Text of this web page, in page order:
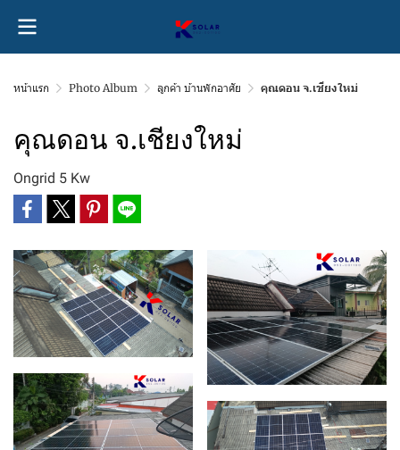
หน้าแรก Photo Album ลูกค้า บ้านพักอาศัย คุณดอน จ.เชียงใหม่
คุณดอน จ.เชียงใหม่
Ongrid 5 Kw